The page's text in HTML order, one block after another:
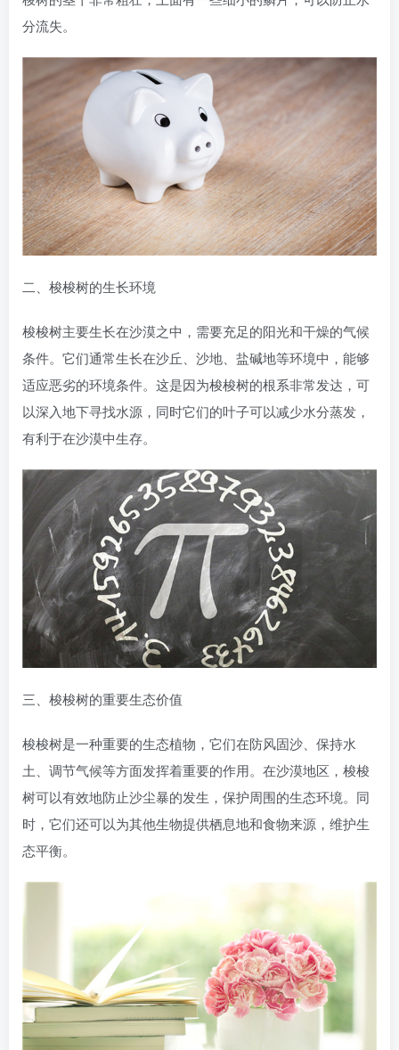
分流失。
二、梭梭树的生长环境
梭梭树主要生长在沙漠之中，需要充足的阳光和干燥的气候
条件。它们通常生长在沙丘、沙地、盐碱地等环境中，能够
适应恶劣的环境条件。这是因为梭梭树的根系非常发达，可
以深入地下寻找水源，同时它们的叶子可以减少水分蒸发，
有利于在沙漠中生存。
三、梭梭树的重要生态价值
梭梭树是一种重要的生态植物，它们在防风固沙、保持水
土、调节气候等方面发挥着重要的作用。在沙漠地区，梭梭
树可以有效地防止沙尘暴的发生，保护周围的生态环境。同
时，它们还可以为其他生物提供栖息地和食物来源，维护生
态平衡。